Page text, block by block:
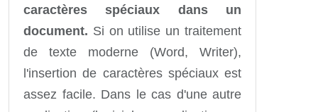
caractères spéciaux dans un
document. Si on utilise un traitement
de texte moderne (Word, Writer),
l'insertion de caractères spéciaux est
assez facile. Dans le cas d'une autre